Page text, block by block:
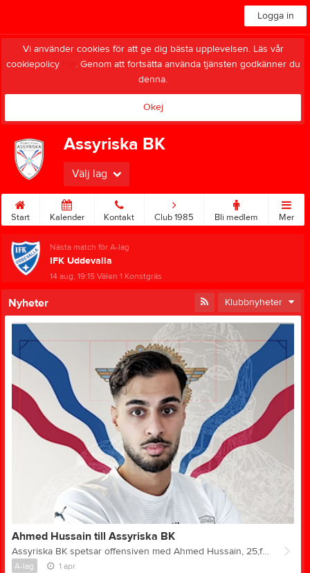
Logga in
Vi använder cookies för att ge dig bästa upplevelsen. Läs vår
cookiepolicy
. Genom att fortsätta använda tjänsten godkänner du
denna.
Okej
Assyriska BK
Välj lag
Start Kalender Kontakt Club 1985 Bli medlem Mer
Nästa match för A-lag
IFK Uddevalla
14 aug, 19:15Välen 1 Konstgräs
Nyheter Klubbnyheter
Ahmed Hussain till Assyriska BK
Assyriska BK spetsar offensiven med Ahmed Hussain, 25,från Lindome GIF som skrivit på över säsongen. Den poängstarka offensiva spelaren kommer från division 2-spel med Lindome GIF och Landvetter IS – och är spelklar till morgondagens match. Ahmed om att ansluta, premiären och målsättningen: –Det känns riktigt bra att vara här. Jag har blivit välkomnad på ett väldigt bra sätt av både spelare, ledare och folk runt omkring föreningen, så det var lätt att komma in i det direkt. Premiärer är alltid speciella. Träningsveckan har sett riktigt bra ut och man märker att hela laget är taggade. Det ska bli kul att dra igång – och ännu bättre att göra det på hemmaplan och gå för tre poäng direkt. Assyriska presenterade en helhetslösning som passade mig perfekt. Shirwan är en tränare jag känner sedan tidigare och han står för den typen av fotboll jag har velat spela. Sen hade jag redan en bra bild av klubben – och man märker snabbt att det är en familjär förening. Min målsättning är att bidra till att vi spelar en attraktiv och vinnande fotboll. Jag vill vara med och skapa, göra poäng och samtidigt sprida energi på planen. Till supportrarna: kom och stötta oss under säsongen – det kommer smälla i år. Sportrådet om värvningen: – Ahmed är en spelare med tydlig spets. Han har producerat på en bra nivå och vet vad som krävs för att göra skillnad offensivt. Vi förväntar oss att han kommer in och bidrar direkt – med både poäng och attityd. Det är en spelare som kan avgöra matcher.
A-lag 1 apr